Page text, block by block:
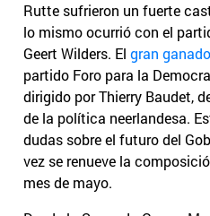
Rutte sufrieron un fuerte
lo mismo ocurrió con el
Geert Wilders. El gran
partido Foro para la
dirigido por Thierry Baudet,
de la política neerlandesa.
dudas sobre el futuro del
vez se renueve la
mes de mayo.